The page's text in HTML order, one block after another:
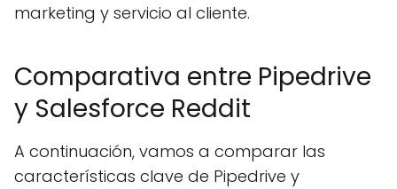
marketing y servicio al cliente.
Comparativa entre Pipedrive
y Salesforce Reddit
A continuación, vamos a comparar las
características clave de Pipedrive y